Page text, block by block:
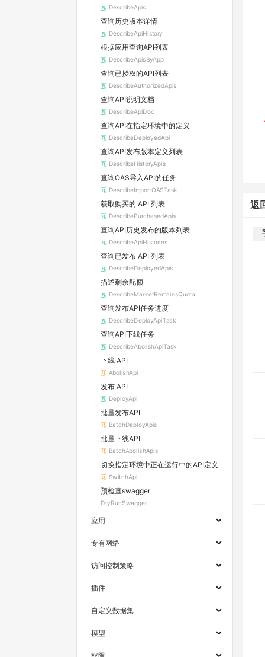
DescribeApis
查询历史版本详情
DescribeApiHistory
根据应用查询API列表
DescribeApisByApp
查询已授权的API列表
DescribeAuthorizedApis
查询API说明文档
DescribeApiDoc
查询API在指定环境中的定义
DescribeDeployedApi
查询API发布版本定义列表
DescribeHistoryApis
查询OAS导入API的任务
DescribeImportOASTask
获取购买的 API 列表
DescribePurchasedApis
查询API历史发布的版本列表
DescribeApiHistories
查询已发布 API 列表
DescribeDeployedApis
描述剩余配额
DescribeMarketRemainsQuota
查询发布API任务进度
DescribeDeployApiTask
查询API下线任务
DescribeAbolishApiTask
下线 API
AbolishApi
发布 API
DeployApi
批量发布API
BatchDeployApis
批量下线API
BatchAbolishApis
切换指定环境中正在运行中的API定义
SwitchApi
预检查swagger
DryRunSwagger
应用
专有网络
访问控制策略
插件
自定义数据集
模型
返